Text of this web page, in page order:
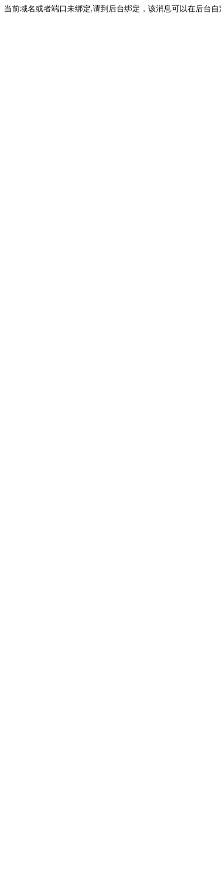
当前域名或者端口未绑定,请到后台绑定，该消息可以在后台自